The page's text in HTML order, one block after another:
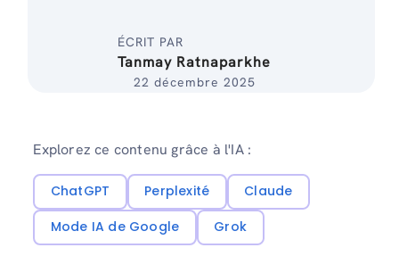
ÉCRIT PAR
Tanmay Ratnaparkhe
22 décembre 2025
Explorez ce contenu grâce à l'IA :
ChatGPT Perplexité
Claude
Mode IA de Google
Grok